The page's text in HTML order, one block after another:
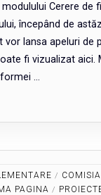
modulului Cerere de
începând de
vor lansa apeluri de
fi vizualizat aici.
…
/
PAGINA /